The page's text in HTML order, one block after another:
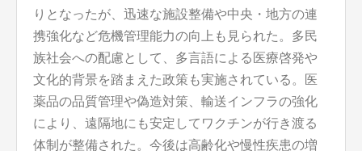
りとなったが、迅速な施設整備や中央・地方の連
携強化など危機管理能力の向上も見られた。多民
族社会への配慮として、多言語による医療啓発や
文化的背景を踏まえた政策も実施されている。医
薬品の品質管理や偽造対策、輸送インフラの強化
により、遠隔地にも安定してワクチンが行き渡る
体制が整備された。今後は高齢化や慢性疾患の増